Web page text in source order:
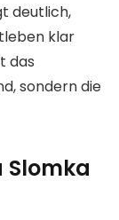
deutlich,
klar
das
sondern die